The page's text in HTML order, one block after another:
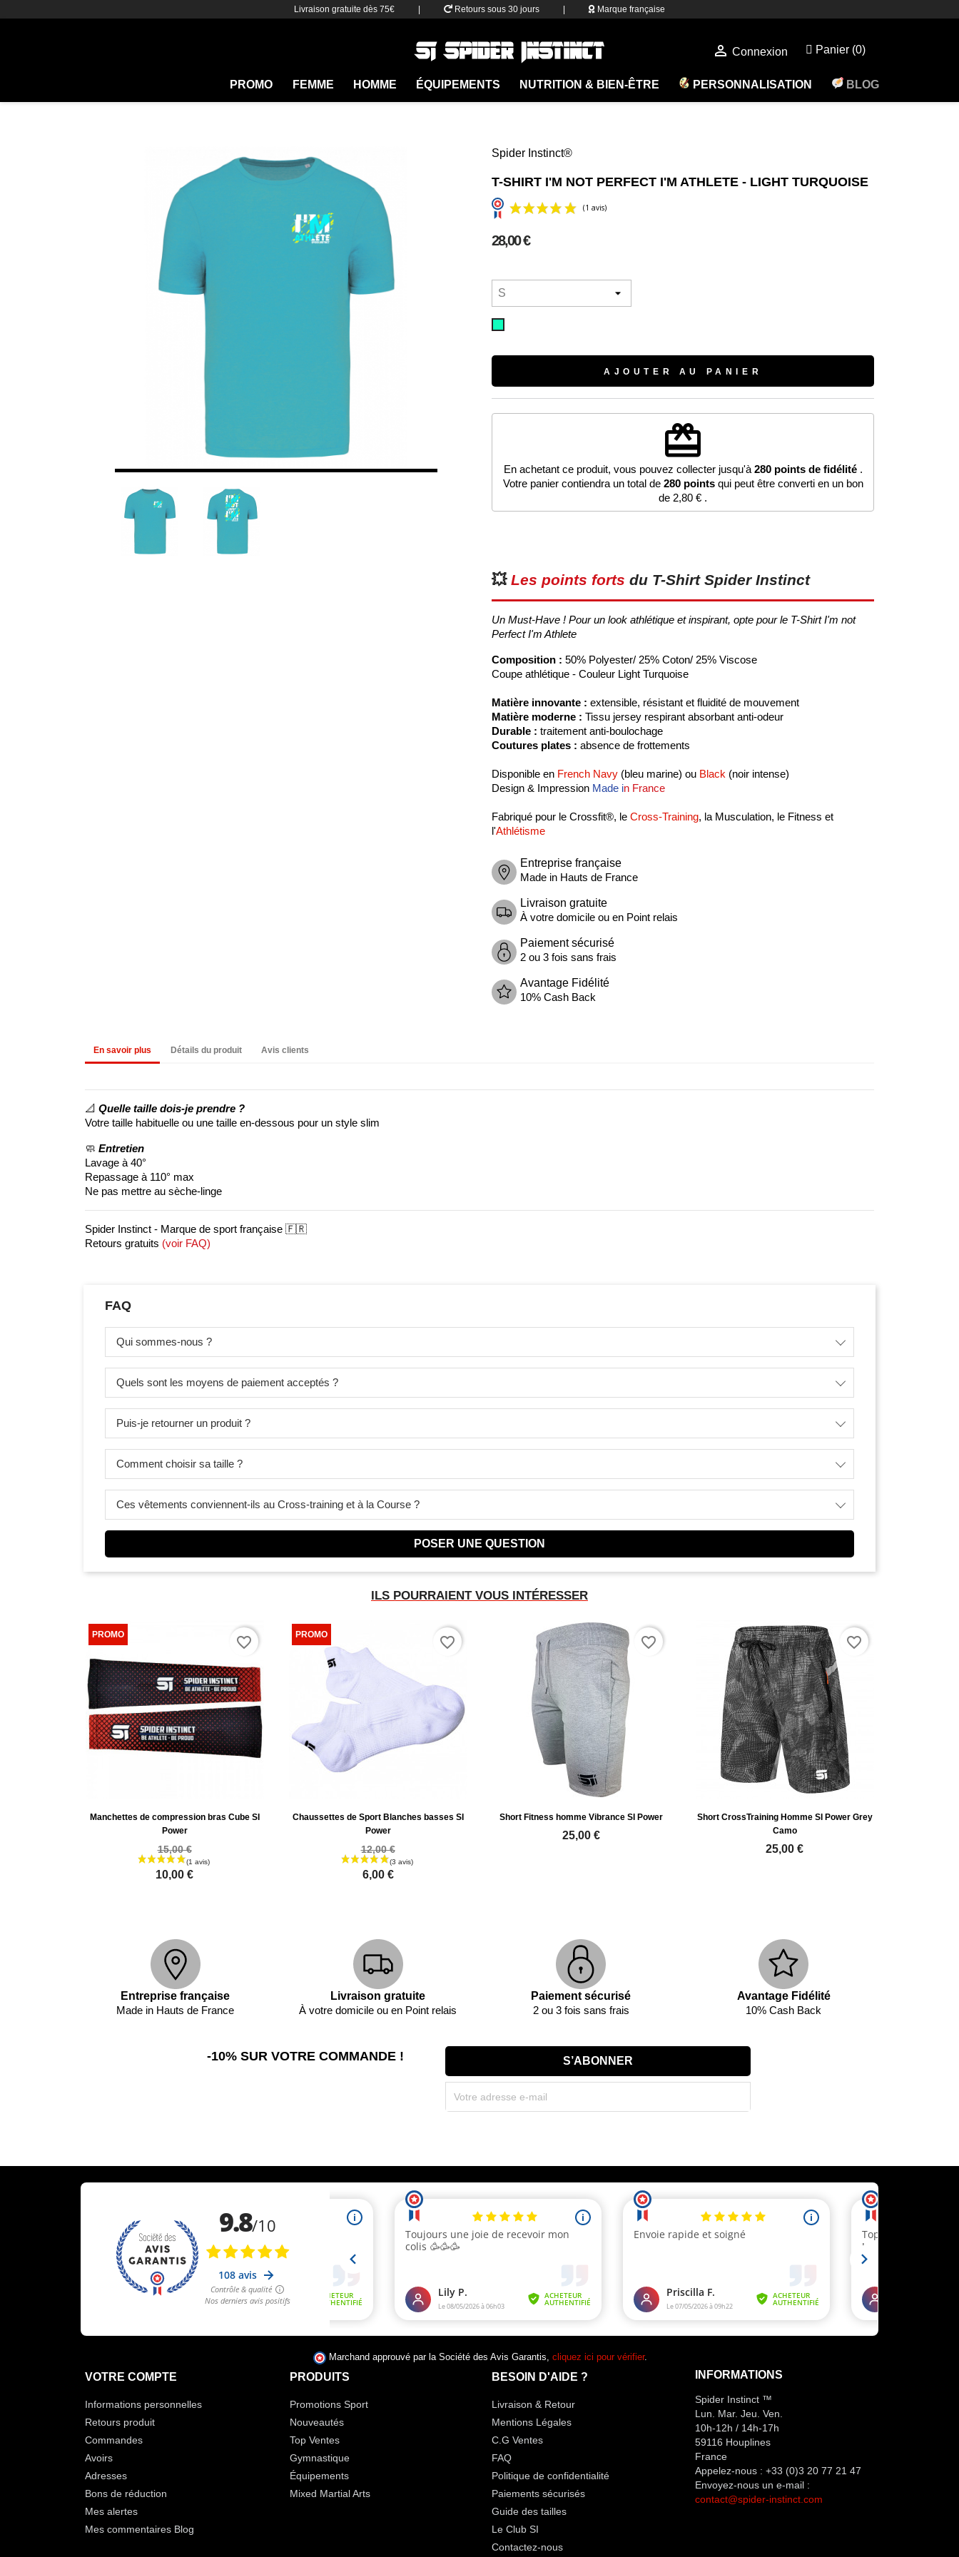
Livraison gratuite dès 75€ Retours sous 30 jours Marque française
 Connexion Panier (0)
PROMO FEMME HOMME ÉQUIPEMENTS NUTRITION & BIEN-ÊTRE PERSONNALISATION BLOG
Spider Instinct®
T-SHIRT I'M NOT PERFECT I'M ATHLETE - LIGHT TURQUOISE
28,00 €
AJOUTER AU PANIER
redeem
En achetant ce produit, vous pouvez collecter jusqu'à 280points de fidélité.
Votre panier contiendra un total de 280pointsqui peut être converti en un bon
de 2,80 € .
💥Les points forts du T-Shirt Spider Instinct
Un Must-Have ! Pour un look athlétique et inspirant, opte pour le T-Shirt I'm not
Perfect I'm Athlete
Composition : 50% Polyester/ 25% Coton/ 25% Viscose
Coupe athlétique - Couleur Light Turquoise
Matière innovante : extensible, résistant et fluidité de mouvement
Matière moderne : Tissu jersey respirant absorbant anti-odeur
Durable : traitement anti-boulochage
Coutures plates : absence de frottements
Disponible en French Navy(bleu marine) ou Black (noir intense)
Design & Impression Made in France
Fabriqué pour le Crossfit®, le Cross-Training, la Musculation, le Fitness et
l'Athlétisme
Entreprise française
Made in Hauts de France
Livraison gratuite
À votre domicile ou en Point relais
Paiement sécurisé
2 ou 3 fois sans frais
Avantage Fidélité
10% Cash Back
En savoir plus Détails du produit Avis clients
📐 Quelle taille dois-je prendre ?
Votre taille habituelle ou une taille en-dessous pour un style slim
🧼 Entretien
Lavage à 40°
Repassage à 110° max
Ne pas mettre au sèche-linge
Spider Instinct - Marque de sport française 🇫🇷
Retours gratuits (voir FAQ)
FAQ
Qui sommes-nous ?
Quels sont les moyens de paiement acceptés ?
Puis-je retourner un produit ?
Comment choisir sa taille ?
Ces vêtements conviennent-ils au Cross-training et à la Course ?
POSER UNE QUESTION
ILS POURRAIENT VOUS INTÉRESSER
Manchettes de compression bras Cube SI
Power
15,00 €
10,00 €
favorite_border
Chaussettes de Sport Blanches basses SI
Power
12,00 €
6,00 €
favorite_border
Short Fitness homme Vibrance SI Power
25,00 €
favorite_border
Short CrossTraining Homme SI Power Grey
Camo
25,00 €
favorite_border
Entreprise française
Made in Hauts de France
Livraison gratuite
À votre domicile ou en Point relais
Paiement sécurisé
2 ou 3 fois sans frais
Avantage Fidélité
10% Cash Back
-10% SUR VOTRE COMMANDE !
Marchand approuvé par la Société des Avis Garantis, cliquez ici pour vérifier.
VOTRE COMPTE
Informations personnelles
Retours produit
Commandes
Avoirs
Adresses
Bons de réduction
Mes alertes
Mes commentaires Blog
PRODUITS
Promotions Sport
Nouveautés
Top Ventes
Gymnastique
Équipements
Mixed Martial Arts
BESOIN D'AIDE ?
Livraison & Retour
Mentions Légales
C.G Ventes
FAQ
Politique de confidentialité
Paiements sécurisés
Guide des tailles
Le Club SI
Contactez-nous
INFORMATIONS
Spider Instinct ™
Lun. Mar. Jeu. Ven.
10h-12h / 14h-17h
59116 Houplines
France
Appelez-nous : +33 (0)3 20 77 21 47
Envoyez-nous un e-mail :
contact@spider-instinct.com